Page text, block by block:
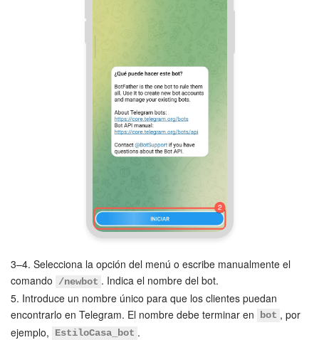
Flujos de trabajo
Gestión del inventario
Configuraciones de la cuenta
Bitrix24 En Premisa
Bitrix24 Messenger
Preguntas generales
3–4. Selecciona la opción del menú o escribe manualmente el
comando
/newbot . Indica el nombre del bot.
5. Introduce un nombre único para que los clientes puedan
encontrarlo en Telegram. El nombre debe terminar en
bot , por
ejemplo,
EstiloCasa_bot .